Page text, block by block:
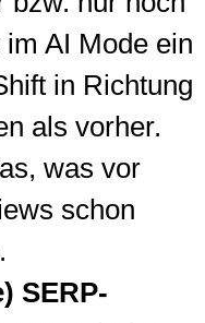
AI Mode ein
in Richtung
als vorher.
was vor
schon
SERP-